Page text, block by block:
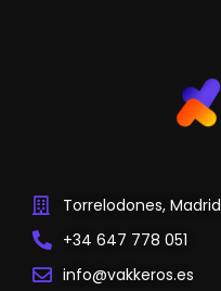
Torrelodones, Madrid
+34 647 778 051
info@vakkeros.es